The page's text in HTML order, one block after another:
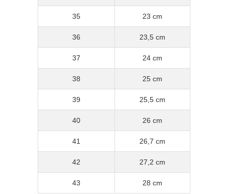
35 23 cm
36 23,5 cm
37 24 cm
38 25 cm
39 25,5 cm
40 26 cm
41 26,7 cm
42 27,2 cm
43 28 cm